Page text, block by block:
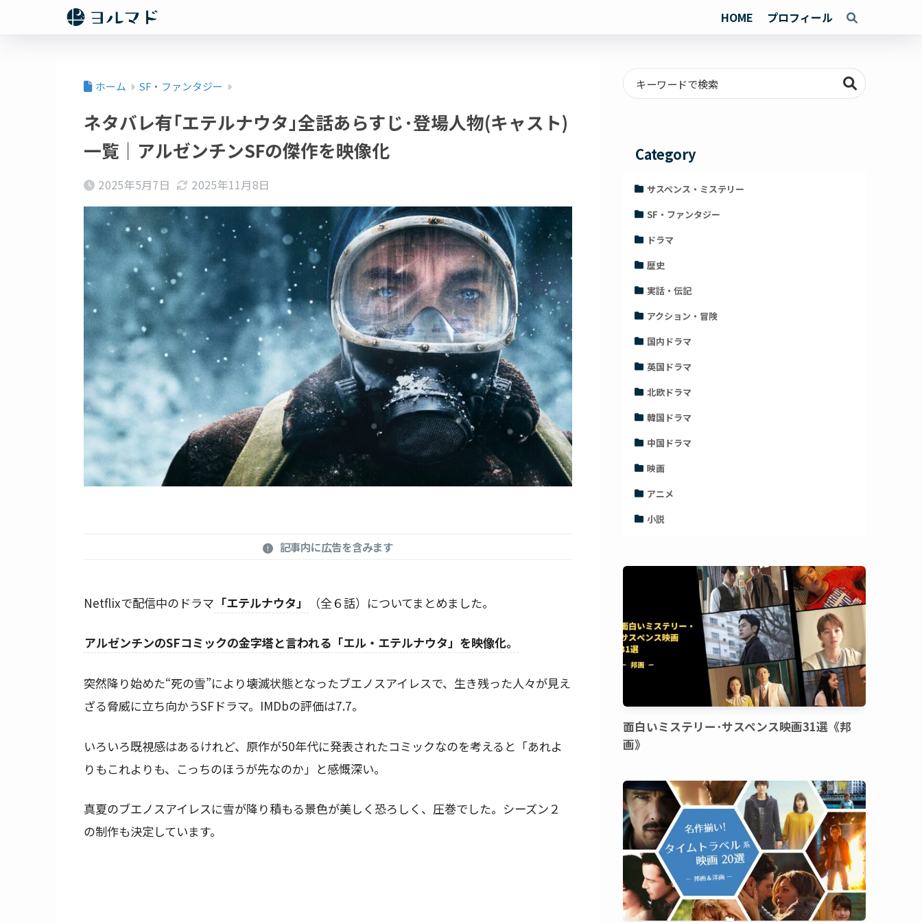
HOME プロフィール
ホーム SF・ファンタジー
ネタバレ有｢エテルナウタ｣全話あらすじ･登場人物(キャスト)
一覧｜アルゼンチンSFの傑作を映像化
2025年5月7日 2025年11月8日
記事内に広告を含みます
Netflixで配信中のドラマ 「エテルナウタ」 （全６話）についてまとめました。
アルゼンチンのSFコミックの金字塔と言われる「エル・エテルナウタ」を映像化。
突然降り始めた“死の雪”により壊滅状態となったブエノスアイレスで、生き残った人々が見え
ざる脅威に立ち向かうSFドラマ。IMDbの評価は7.7。
いろいろ既視感はあるけれど、原作が50年代に発表されたコミックなのを考えると「あれよ
りもこれよりも、こっちのほうが先なのか」と感慨深い。
真夏のブエノスアイレスに雪が降り積もる景色が美しく恐ろしく、圧巻でした。シーズン２
の制作も決定しています。
Category
サスペンス・ミステリー
SF・ファンタジー
ドラマ
歴史
実話・伝記
アクション・冒険
国内ドラマ
英国ドラマ
北欧ドラマ
韓国ドラマ
中国ドラマ
映画
アニメ
小説
面白いミステリー･サスペンス映画31選《邦
画》